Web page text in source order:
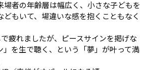
場者の年齢層は幅広く、小さな子どもを
どもいて、場違いな感を抱くこともなく
疲れましたが、ピースサインを掲げな
」を生で聴く、という「夢」が叶って満